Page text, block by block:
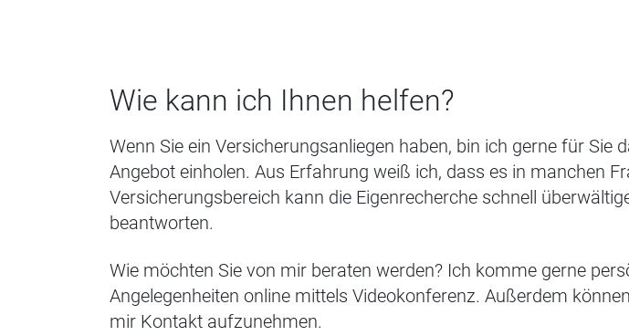
Wie kann ich Ihnen helfen?
Wenn Sie ein Versicherungsanliegen haben, bin ich gerne für Sie
Angebot einholen. Aus Erfahrung weiß ich, dass es in manchen
Versicherungsbereich kann die Eigenrecherche schnell
beantworten.
Wie möchten Sie von mir beraten werden? Ich komme gerne
Angelegenheiten online mittels Videokonferenz. Außerdem
mir Kontakt aufzunehmen.